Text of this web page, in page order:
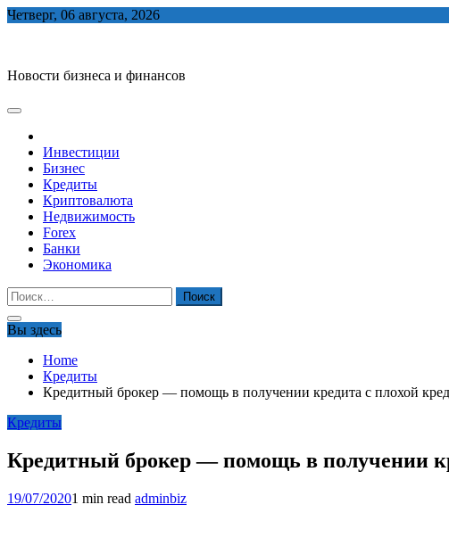
Skip
Четверг, 06 августа, 2026
Новости бизнеса и финансов
Инвестиции
Бизнес
Кредиты
Криптовалюта
Недвижимость
Forex
Банки
Экономика
Найти:
Вы здесь
Home
Кредиты
Кредитный брокер — помощь в получении кредита с плохой
Кредиты
Кредитный брокер — помощь в получении
19/07/20201 min read adminbiz